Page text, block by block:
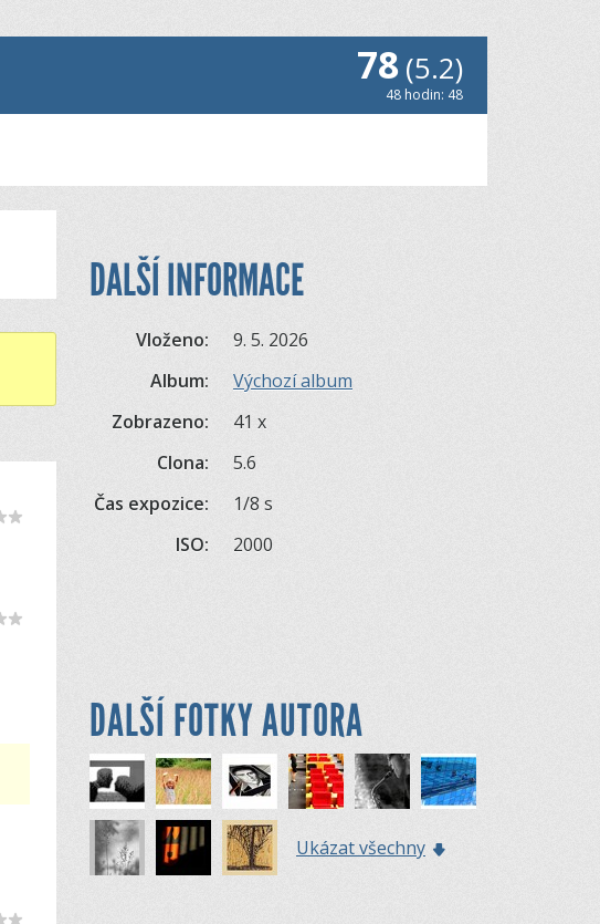
78(5.2)
48 hodin: 48
DALŠÍ INFORMACE
Vloženo:
9. 5. 2026
Album:
Výchozí album
Zobrazeno:
41 x
Clona:
5.6
Čas expozice:
1/8 s
ISO:
2000
DALŠÍ FOTKY AUTORA
Ukázat všechny